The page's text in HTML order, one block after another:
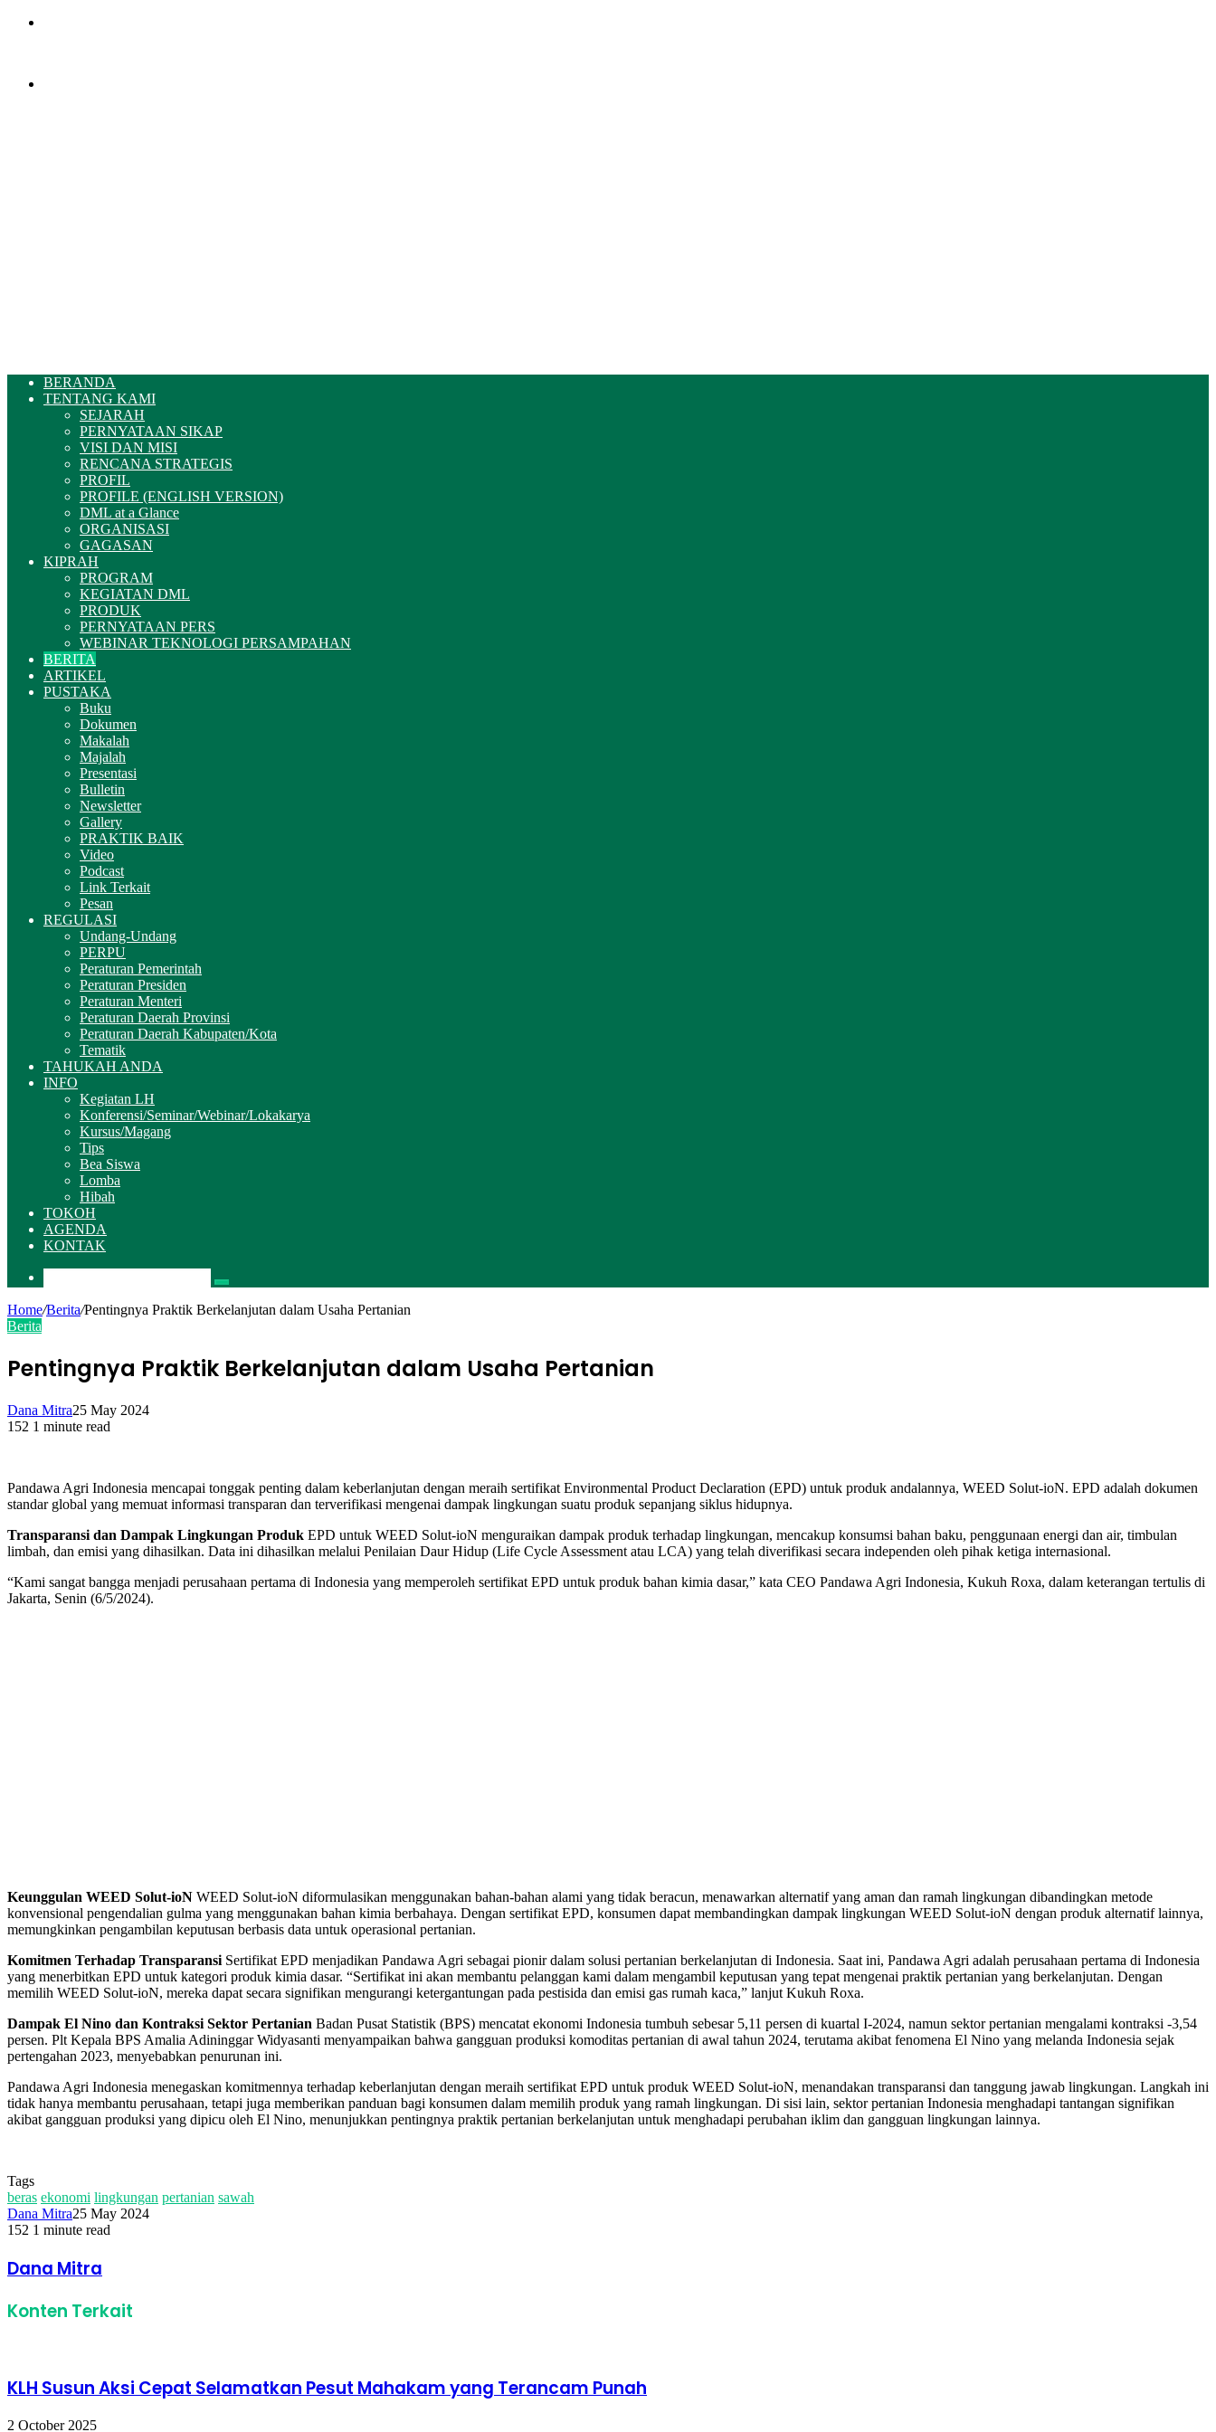
BERANDA
TENTANG KAMI
SEJARAH
PERNYATAAN SIKAP
VISI DAN MISI
RENCANA STRATEGIS
PROFIL
PROFILE (ENGLISH VERSION)
DML at a Glance
ORGANISASI
GAGASAN
KIPRAH
PROGRAM
KEGIATAN DML
PRODUK
PERNYATAAN PERS
WEBINAR TEKNOLOGI PERSAMPAHAN
BERITA
ARTIKEL
PUSTAKA
Buku
Dokumen
Makalah
Majalah
Presentasi
Bulletin
Newsletter
Gallery
PRAKTIK BAIK
Video
Podcast
Link Terkait
Pesan
REGULASI
Undang-Undang
PERPU
Peraturan Pemerintah
Peraturan Presiden
Peraturan Menteri
Peraturan Daerah Provinsi
Peraturan Daerah Kabupaten/Kota
Tematik
TAHUKAH ANDA
INFO
Kegiatan LH
Konferensi/Seminar/Webinar/Lokakarya
Kursus/Magang
Tips
Bea Siswa
Lomba
Hibah
TOKOH
AGENDA
KONTAK
Pencarian
Home/Berita/Pentingnya Praktik Berkelanjutan dalam Usaha Pertanian
Berita
Pentingnya Praktik Berkelanjutan dalam Usaha Pertanian
Dana Mitra25 May 2024
152 1 minute read
Pandawa Agri Indonesia mencapai tonggak penting dalam keberlanjutan dengan meraih sertifikat Environmental Product Declaration (EPD) untuk produk andalannya, WEED Solut-ioN. EPD adalah dokumen
standar global yang memuat informasi transparan dan terverifikasi mengenai dampak lingkungan suatu produk sepanjang siklus hidupnya.
Transparansi dan Dampak Lingkungan Produk EPD untuk WEED Solut-ioN menguraikan dampak produk terhadap lingkungan, mencakup konsumsi bahan baku, penggunaan energi dan air, timbulan
limbah, dan emisi yang dihasilkan. Data ini dihasilkan melalui Penilaian Daur Hidup (Life Cycle Assessment atau LCA) yang telah diverifikasi secara independen oleh pihak ketiga internasional.
“Kami sangat bangga menjadi perusahaan pertama di Indonesia yang memperoleh sertifikat EPD untuk produk bahan kimia dasar,” kata CEO Pandawa Agri Indonesia, Kukuh Roxa, dalam keterangan tertulis di
Jakarta, Senin (6/5/2024).
Keunggulan WEED Solut-ioN WEED Solut-ioN diformulasikan menggunakan bahan-bahan alami yang tidak beracun, menawarkan alternatif yang aman dan ramah lingkungan dibandingkan metode
konvensional pengendalian gulma yang menggunakan bahan kimia berbahaya. Dengan sertifikat EPD, konsumen dapat membandingkan dampak lingkungan WEED Solut-ioN dengan produk alternatif lainnya,
memungkinkan pengambilan keputusan berbasis data untuk operasional pertanian.
Komitmen Terhadap Transparansi Sertifikat EPD menjadikan Pandawa Agri sebagai pionir dalam solusi pertanian berkelanjutan di Indonesia. Saat ini, Pandawa Agri adalah perusahaan pertama di Indonesia
yang menerbitkan EPD untuk kategori produk kimia dasar. “Sertifikat ini akan membantu pelanggan kami dalam mengambil keputusan yang tepat mengenai praktik pertanian yang berkelanjutan. Dengan
memilih WEED Solut-ioN, mereka dapat secara signifikan mengurangi ketergantungan pada pestisida dan emisi gas rumah kaca,” lanjut Kukuh Roxa.
Dampak El Nino dan Kontraksi Sektor Pertanian Badan Pusat Statistik (BPS) mencatat ekonomi Indonesia tumbuh sebesar 5,11 persen di kuartal I-2024, namun sektor pertanian mengalami kontraksi -3,54
persen. Plt Kepala BPS Amalia Adininggar Widyasanti menyampaikan bahwa gangguan produksi komoditas pertanian di awal tahun 2024, terutama akibat fenomena El Nino yang melanda Indonesia sejak
pertengahan 2023, menyebabkan penurunan ini.
Pandawa Agri Indonesia menegaskan komitmennya terhadap keberlanjutan dengan meraih sertifikat EPD untuk produk WEED Solut-ioN, menandakan transparansi dan tanggung jawab lingkungan. Langkah ini
tidak hanya membantu perusahaan, tetapi juga memberikan panduan bagi konsumen dalam memilih produk yang ramah lingkungan. Di sisi lain, sektor pertanian Indonesia menghadapi tantangan signifikan
akibat gangguan produksi yang dipicu oleh El Nino, menunjukkan pentingnya praktik pertanian berkelanjutan untuk menghadapi perubahan iklim dan gangguan lingkungan lainnya.
Tags
beras ekonomi lingkungan pertanian sawah
Dana Mitra25 May 2024
152 1 minute read
via
Email
Dana Mitra
Konten Terkait
KLH Susun Aksi Cepat Selamatkan Pesut Mahakam yang Terancam Punah
2 October 2025